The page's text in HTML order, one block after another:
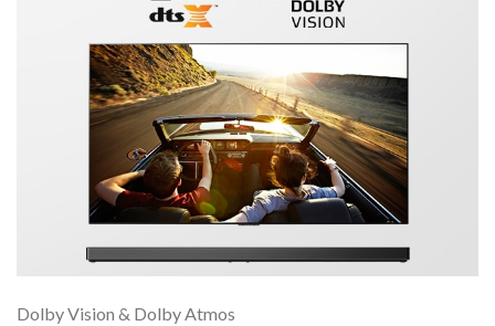
Dolby Vision & Dolby Atmos